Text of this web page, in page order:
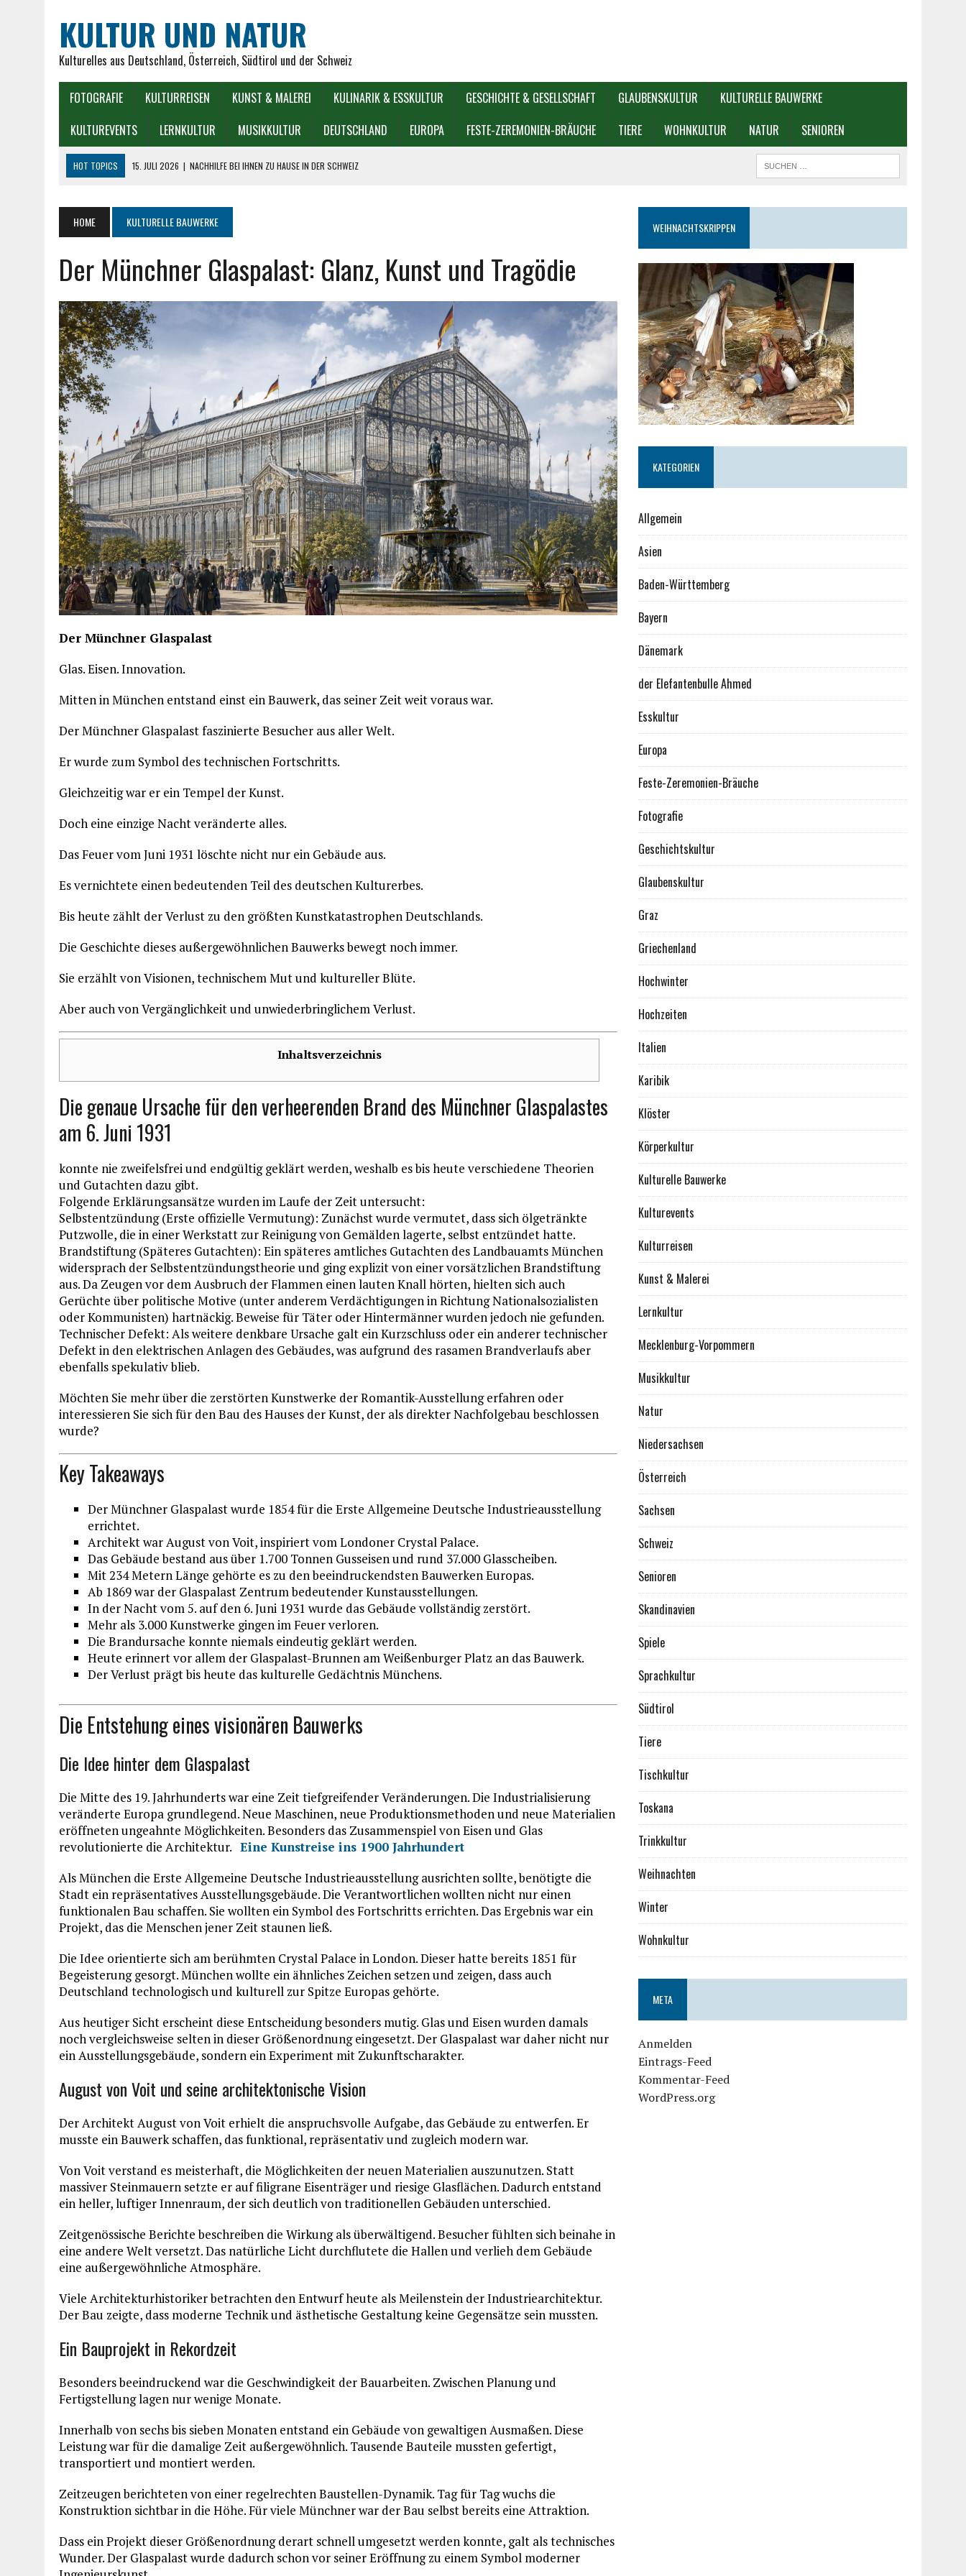
KULTUR UND NATUR
Kulturelles aus Deutschland, Österreich, Südtirol und der Schweiz
FOTOGRAFIE KULTURREISEN KUNST & MALEREI KULINARIK & ESSKULTUR GESCHICHTE & GESELLSCHAFT GLAUBENSKULTUR
KULTURELLE BAUWERKE
KULTUREVENTS
LERNKULTUR MUSIKKULTUR DEUTSCHLAND EUROPA FESTE-ZEREMONIEN-BRÄUCHE TIERE WOHNKULTUR NATUR SENIOREN
HOT TOPICS 15. JULI 2026 | NACHHILFE BEI IHNEN ZU HAUSE IN DER SCHWEIZ
9. JUNI 2026 | DER MÜNCHNER GLASPALAST: GLANZ, KUNST UND TRAGÖDIE
7. AUGUST 2026
SEIT WANN GIBT ES HOROSKOPE VERSCHIEDENER KULTUREN?
HOME KULTURELLE BAUWERKE
Der Münchner Glaspalast: Glanz, Kunst und Tragödie
Der Münchner Glaspalast
Glas. Eisen. Innovation.
Mitten in München entstand einst ein Bauwerk, das seiner Zeit weit voraus war.
Der Münchner Glaspalast faszinierte Besucher aus aller Welt.
Er wurde zum Symbol des technischen Fortschritts.
Gleichzeitig war er ein Tempel der Kunst.
Doch eine einzige Nacht veränderte alles.
Das Feuer vom Juni 1931 löschte nicht nur ein Gebäude aus.
Es vernichtete einen bedeutenden Teil des deutschen Kulturerbes.
Bis heute zählt der Verlust zu den größten Kunstkatastrophen Deutschlands.
Die Geschichte dieses außergewöhnlichen Bauwerks bewegt noch immer.
Sie erzählt von Visionen, technischem Mut und kultureller Blüte.
Aber auch von Vergänglichkeit und unwiederbringlichem Verlust.
Inhaltsverzeichnis
Die genaue Ursache für den verheerenden Brand des Münchner Glaspalastes
am 6. Juni 1931
konnte nie zweifelsfrei und endgültig geklärt werden, weshalb es bis heute verschiedene Theorien
und Gutachten dazu gibt.
Folgende Erklärungsansätze wurden im Laufe der Zeit untersucht:
Selbstentzündung (Erste offizielle Vermutung): Zunächst wurde vermutet, dass sich ölgetränkte
Putzwolle, die in einer Werkstatt zur Reinigung von Gemälden lagerte, selbst entzündet hatte.
Brandstiftung (Späteres Gutachten): Ein späteres amtliches Gutachten des Landbauamts München
widersprach der Selbstentzündungstheorie und ging explizit von einer vorsätzlichen Brandstiftung
aus. Da Zeugen vor dem Ausbruch der Flammen einen lauten Knall hörten, hielten sich auch
Gerüchte über politische Motive (unter anderem Verdächtigungen in Richtung Nationalsozialisten
oder Kommunisten) hartnäckig. Beweise für Täter oder Hintermänner wurden jedoch nie gefunden.
Technischer Defekt: Als weitere denkbare Ursache galt ein Kurzschluss oder ein anderer technischer
Defekt in den elektrischen Anlagen des Gebäudes, was aufgrund des rasamen Brandverlaufs aber
ebenfalls spekulativ blieb.
Möchten Sie mehr über die zerstörten Kunstwerke der Romantik-Ausstellung erfahren oder
interessieren Sie sich für den Bau des Hauses der Kunst, der als direkter Nachfolgebau beschlossen
wurde?
Key Takeaways
Der Münchner Glaspalast wurde 1854 für die Erste Allgemeine Deutsche Industrieausstellung
errichtet.
Architekt war August von Voit, inspiriert vom Londoner Crystal Palace.
Das Gebäude bestand aus über 1.700 Tonnen Gusseisen und rund 37.000 Glasscheiben.
Mit 234 Metern Länge gehörte es zu den beeindruckendsten Bauwerken Europas.
Ab 1869 war der Glaspalast Zentrum bedeutender Kunstausstellungen.
In der Nacht vom 5. auf den 6. Juni 1931 wurde das Gebäude vollständig zerstört.
Mehr als 3.000 Kunstwerke gingen im Feuer verloren.
Die Brandursache konnte niemals eindeutig geklärt werden.
Heute erinnert vor allem der Glaspalast-Brunnen am Weißenburger Platz an das Bauwerk.
Der Verlust prägt bis heute das kulturelle Gedächtnis Münchens.
Die Entstehung eines visionären Bauwerks
Die Idee hinter dem Glaspalast
Die Mitte des 19. Jahrhunderts war eine Zeit tiefgreifender Veränderungen. Die Industrialisierung
veränderte Europa grundlegend. Neue Maschinen, neue Produktionsmethoden und neue Materialien
eröffneten ungeahnte Möglichkeiten. Besonders das Zusammenspiel von Eisen und Glas
revolutionierte die Architektur. Eine Kunstreise ins 1900 Jahrhundert
Als München die Erste Allgemeine Deutsche Industrieausstellung ausrichten sollte, benötigte die
Stadt ein repräsentatives Ausstellungsgebäude. Die Verantwortlichen wollten nicht nur einen
funktionalen Bau schaffen. Sie wollten ein Symbol des Fortschritts errichten. Das Ergebnis war ein
Projekt, das die Menschen jener Zeit staunen ließ.
Die Idee orientierte sich am berühmten Crystal Palace in London. Dieser hatte bereits 1851 für
Begeisterung gesorgt. München wollte ein ähnliches Zeichen setzen und zeigen, dass auch
Deutschland technologisch und kulturell zur Spitze Europas gehörte.
Aus heutiger Sicht erscheint diese Entscheidung besonders mutig. Glas und Eisen wurden damals
noch vergleichsweise selten in dieser Größenordnung eingesetzt. Der Glaspalast war daher nicht nur
ein Ausstellungsgebäude, sondern ein Experiment mit Zukunftscharakter.
August von Voit und seine architektonische Vision
Der Architekt August von Voit erhielt die anspruchsvolle Aufgabe, das Gebäude zu entwerfen. Er
musste ein Bauwerk schaffen, das funktional, repräsentativ und zugleich modern war.
Von Voit verstand es meisterhaft, die Möglichkeiten der neuen Materialien auszunutzen. Statt
massiver Steinmauern setzte er auf filigrane Eisenträger und riesige Glasflächen. Dadurch entstand
ein heller, luftiger Innenraum, der sich deutlich von traditionellen Gebäuden unterschied.
Zeitgenössische Berichte beschreiben die Wirkung als überwältigend. Besucher fühlten sich beinahe in
eine andere Welt versetzt. Das natürliche Licht durchflutete die Hallen und verlieh dem Gebäude
eine außergewöhnliche Atmosphäre.
Viele Architekturhistoriker betrachten den Entwurf heute als Meilenstein der Industriearchitektur.
Der Bau zeigte, dass moderne Technik und ästhetische Gestaltung keine Gegensätze sein mussten.
Ein Bauprojekt in Rekordzeit
Besonders beeindruckend war die Geschwindigkeit der Bauarbeiten. Zwischen Planung und
Fertigstellung lagen nur wenige Monate.
Innerhalb von sechs bis sieben Monaten entstand ein Gebäude von gewaltigen Ausmaßen. Diese
Leistung war für die damalige Zeit außergewöhnlich. Tausende Bauteile mussten gefertigt,
transportiert und montiert werden.
Zeitzeugen berichteten von einer regelrechten Baustellen-Dynamik. Tag für Tag wuchs die
Konstruktion sichtbar in die Höhe. Für viele Münchner war der Bau selbst bereits eine Attraktion.
Dass ein Projekt dieser Größenordnung derart schnell umgesetzt werden konnte, galt als technisches
Wunder. Der Glaspalast wurde dadurch schon vor seiner Eröffnung zu einem Symbol moderner
WEIHNACHTSKRIPPEN
KATEGORIEN
Allgemein
Asien
Baden-Württemberg
Bayern
Dänemark
der Elefantenbulle Ahmed
Esskultur
Europa
Feste-Zeremonien-Bräuche
Fotografie
Geschichtskultur
Glaubenskultur
Graz
Griechenland
Hochwinter
Hochzeiten
Italien
Karibik
Klöster
Körperkultur
Kulturelle Bauwerke
Kulturevents
Kulturreisen
Kunst & Malerei
Lernkultur
Mecklenburg-Vorpommern
Musikkultur
Natur
Niedersachsen
Österreich
Sachsen
Schweiz
Senioren
Skandinavien
Spiele
Sprachkultur
Südtirol
Tiere
Tischkultur
Toskana
Trinkkultur
Weihnachten
Winter
Wohnkultur
META
Anmelden
Eintrags-Feed
Kommentar-Feed
WordPress.org